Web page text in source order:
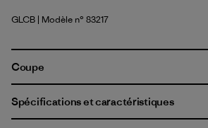
Glacial Blue
GLCB | Modèle n° 83217
Coupe
Spécifications et caractéristiques